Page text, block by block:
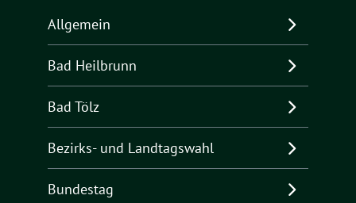
Allgemein
Bad Heilbrunn
Bad Tölz
Bezirks- und Landtagswahl
Bundestag